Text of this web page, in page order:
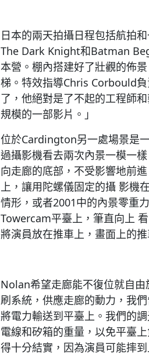
日本的兩天拍攝日程包括航拍
The Dark Knight和Batman
本營。棚內搭建好了壯觀的佈
梯。特效指導Chris Corbould
了，他絕對是了不起的工程師
規模的一部影片。」
位於Cardington另一處場景是
過攝影機看去兩次內景一模一
向走廊的底部，不受影響地前
上，讓用陀螺儀固定的攝 影機
情形，或者2001中的內景零重
Towercam平臺上，筆直向上
將演員放在推車上，畫面上的推
Nolan希望走廊能不復位就自
刷系統，供應走廊的動力，我
將電力輸送到平臺上。我們的
電線和矽箱的重量，以免平臺
得十分結實，因為演員可能摔